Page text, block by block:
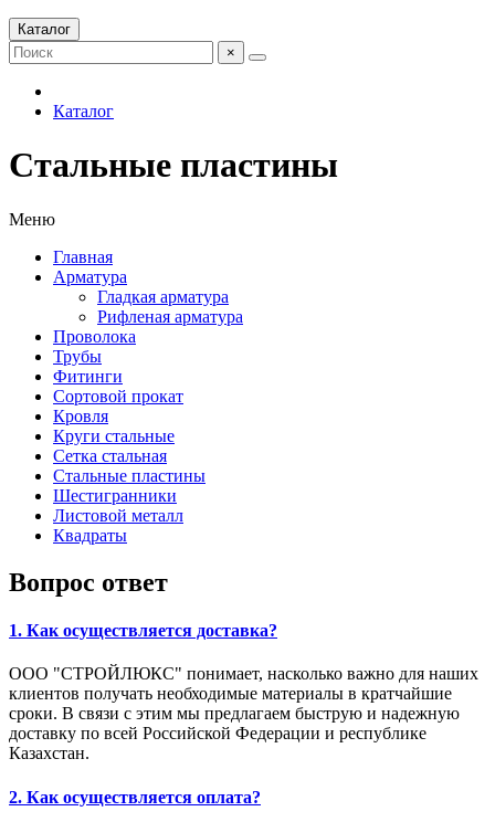
Каталог
×
Каталог
Стальные пластины
Меню
Главная
Арматура
Гладкая арматура
Рифленая арматура
Проволока
Трубы
Фитинги
Сортовой прокат
Кровля
Круги стальные
Сетка стальная
Стальные пластины
Шестигранники
Листовой металл
Квадраты
Вопрос ответ
1. Как осуществляется доставка?
ООО "СТРОЙЛЮКС" понимает, насколько важно для наших
клиентов получать необходимые материалы в кратчайшие
сроки. В связи с этим мы предлагаем быструю и надежную
доставку по всей Российской Федерации и республике
Казахстан.
2. Как осуществляется оплата?